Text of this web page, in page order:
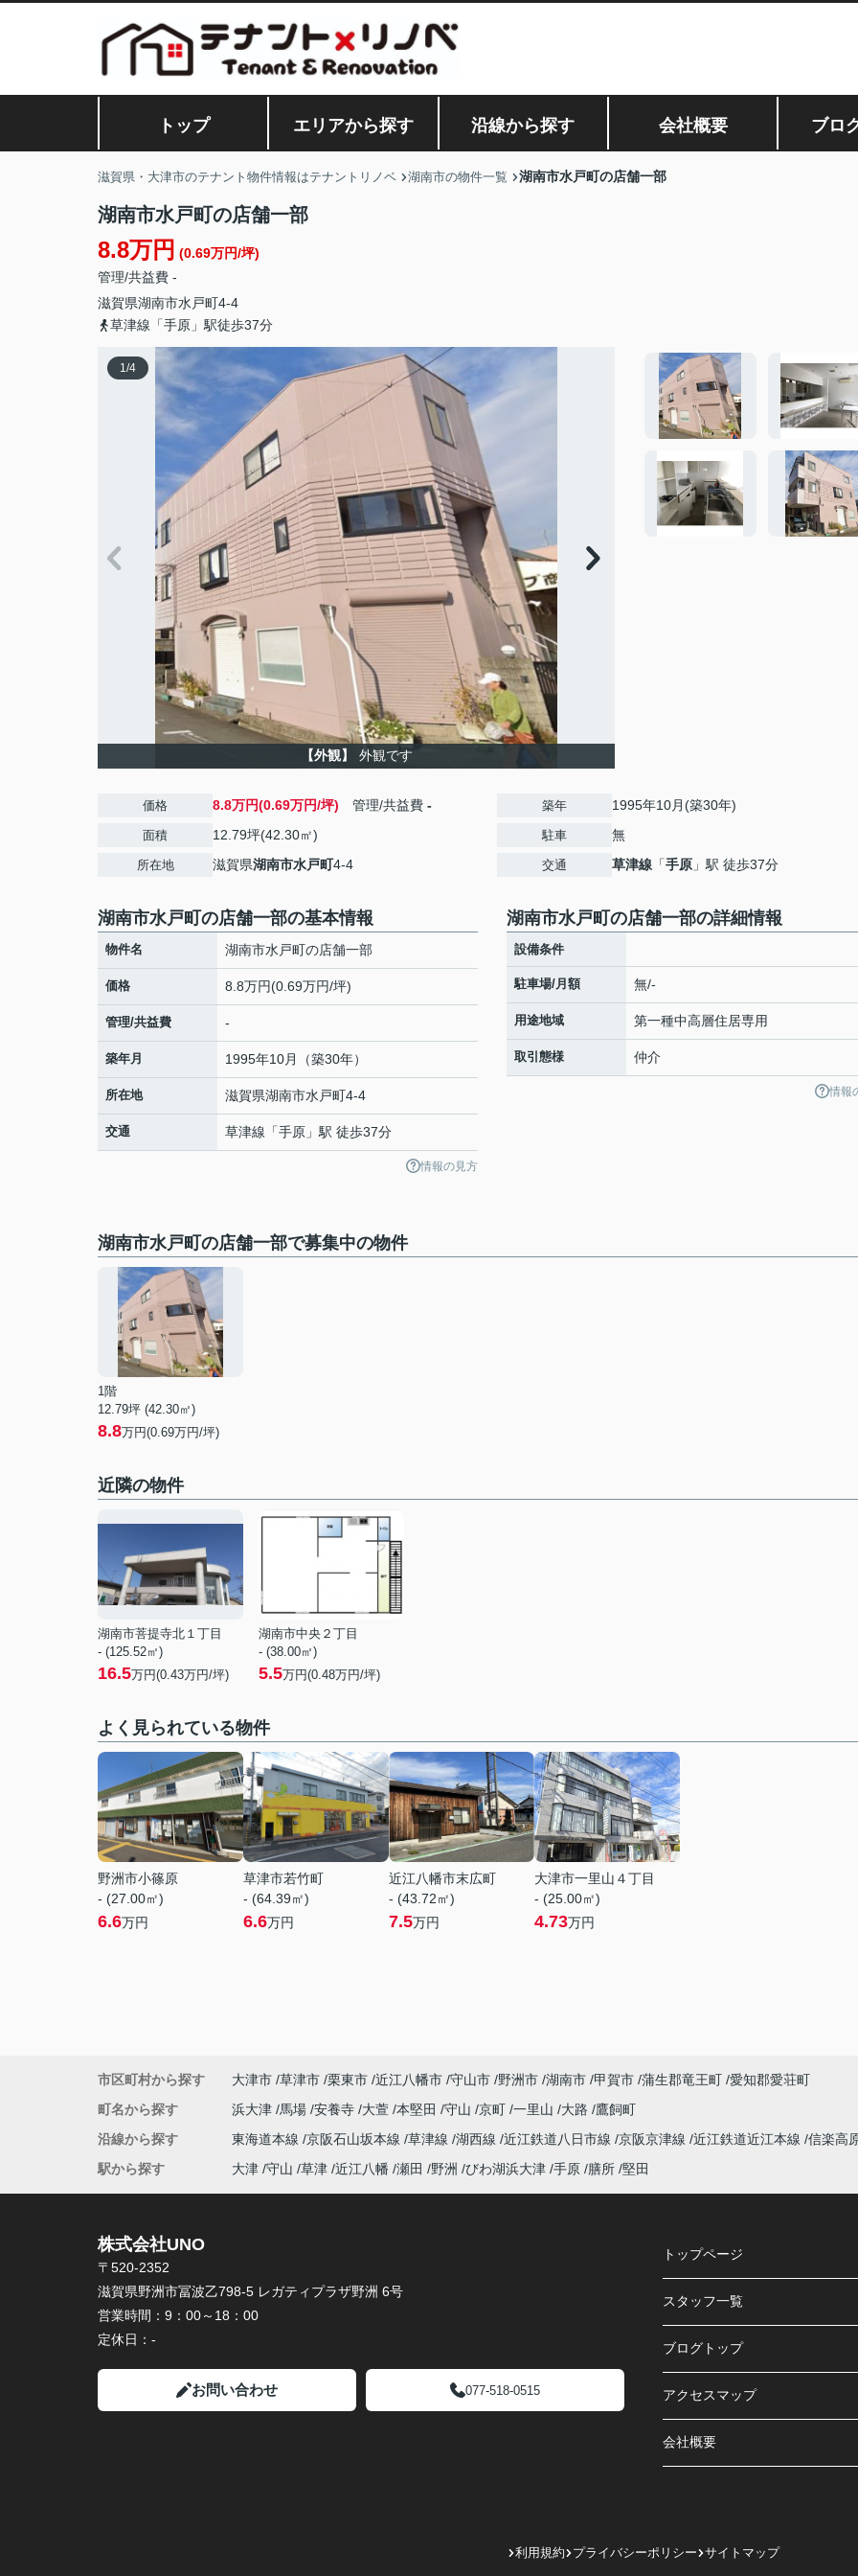
トップ エリアから探す 沿線から探す 会社概要 ブロ
滋賀県・大津市のテナント物件情報はテナントリノベ 湖南市の物件一覧 湖南市水戸町の店舗一部
湖南市水戸町の店舗一部
8.8万円 (0.69万円/坪)
管理/共益費 -
滋賀県湖南市水戸町4-4
草津線「手原」駅徒歩37分
1/4
【外観】 外観です
価格 8.8万円(0.69万円/坪) 管理/共益費 -
面積 12.79坪(42.30㎡)
所在地 滋賀県湖南市水戸町4-4
築年 1995年10月(築30年)
駐車 無
交通 草津線 「手原 」駅 徒歩37分
湖南市水戸町の店舗一部の基本情報
物件名 湖南市水戸町の店舗一部
価格 8.8万円(0.69万円/坪)
管理/共益費 -
築年月 1995年10月（築30年）
所在地 滋賀県湖南市水戸町4-4
交通 草津線 「手原 」駅 徒歩37分
情報の見方
湖南市水戸町の店舗一部の詳細情報
設備条件
駐車場/月額 無/-
用途地域 第一種中高層住居専用
取引態様 仲介
情報
湖南市水戸町の店舗一部で募集中の物件
1階
12.79坪 (42.30㎡)
8.8万円(0.69万円/坪)
近隣の物件
湖南市菩提寺北１丁目
- (125.52㎡)
16.5万円(0.43万円/坪)
湖南市中央２丁目
- (38.00㎡)
5.5万円(0.48万円/坪)
よく見られている物件
野洲市小篠原
- (27.00㎡)
6.6万円
草津市若竹町
- (64.39㎡)
6.6万円
近江八幡市末広町
- (43.72㎡)
7.5万円
大津市一里山４丁目
- (25.00㎡)
4.73万円
市区町村から探す 大津市 草津市 栗東市 近江八幡市 守山市 野洲市 湖南市 甲賀市 蒲生郡竜王町 愛知郡愛荘町
町名から探す
浜大津 馬場 安養寺 大萱 本堅田 守山 京町 一里山 大路
鷹飼町
沿線から探す
東海道本線 京阪石山坂本線 草津線 湖西線 近江鉄道八日市線 京阪京津線 近江鉄道近江本線 信楽高
駅から探す
大津 守山 草津 近江八幡 瀬田 野洲 びわ湖浜大津 手原 膳所 堅田
株式会社UNO
〒520-2352
滋賀県野洲市冨波乙798-5 レガティプラザ野洲 6号
営業時間： 9：00～18：00
定休日： -
お問い合わせ 077-518-0515
トップページ
スタッフ一覧
ブログトップ
アクセスマップ
会社概要
利用規約 プライバシーポリシー サイトマップ